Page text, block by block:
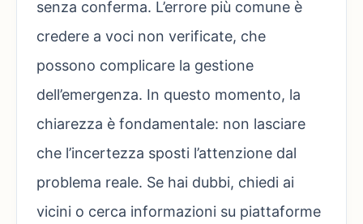
senza conferma. L’errore più comune è
credere a voci non verificate, che
possono complicare la gestione
dell’emergenza. In questo momento, la
chiarezza è fondamentale: non lasciare
che l’incertezza sposti l’attenzione dal
problema reale. Se hai dubbi, chiedi ai
vicini o cerca informazioni su piattaforme